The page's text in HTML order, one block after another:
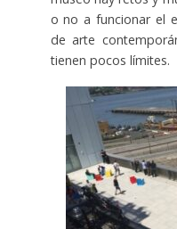
o no a funcionar el
de arte
tienen pocos límites.